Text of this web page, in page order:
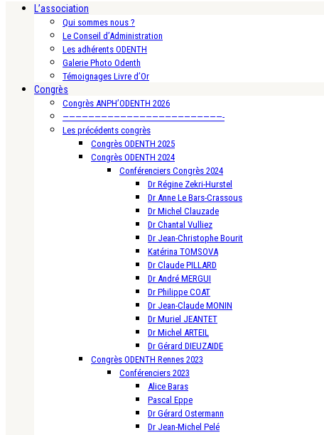
L’association
Qui sommes nous ?
Le Conseil d’Administration
Les adhérents ODENTH
Galerie Photo Odenth
Témoignages Livre d’Or
Congrès
Congrès ANPH’ODENTH 2026
—————————————————————————-
Les précédents congrès
Congrès ODENTH 2025
Congrès ODENTH 2024
Conférenciers Congrès 2024
Dr Régine Zekri-Hurstel
Dr Anne Le Bars-Crassous
Dr Michel Clauzade
Dr Chantal Vulliez
Dr Jean-Christophe Bourit
Katérina TOMSOVA
Dr Claude PILLARD
Dr André MERGUI
Dr Philippe COAT
Dr Jean-Claude MONIN
Dr Muriel JEANTET
Dr Michel ARTEIL
Dr Gérard DIEUZAIDE
Congrès ODENTH Rennes 2023
Conférenciers 2023
Alice Baras
Pascal Eppe
Dr Gérard Ostermann
Dr Jean-Michel Pelé